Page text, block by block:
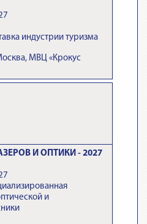
индустрии туризма
МВЦ «Крокус
И ОПТИКИ - 2027
и